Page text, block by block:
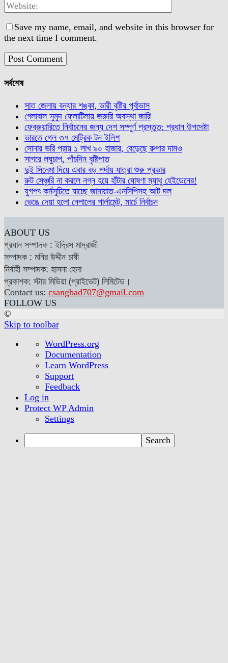
Save my name, email, and website in this browser for
the next time I comment.
সর্বশেষ
সাত জেলায় বন্যার শঙ্কা, ভারী বৃষ্টির পূর্বাভাস
গ্লোবাল সুমুদ ফ্লোটিলায় জরুরি অবস্থা জারি
ফেব্রুয়ারিতে নির্বাচনের জন্য দেশ সম্পূর্ণ প্রস্তুত: প্রধান উপদেষ্টা
ভারতে গেল ৩৭ মেট্রিক টন ইলিশ
সোনার ভরি প্রায় ১ লাখ ৯০ হাজার, বেড়েছে রুপার দামও
সাগরে লঘুচাপ, পাঁচদিন বৃষ্টিপাত
দুই সিনেমা দিয়ে এবার বড় পর্দায় যাত্রা শুরু প্রভার
রুট সেঞ্চুরি না করলে নগ্ন হয়ে হাঁটার ঘোষণা ম্যাথু হেইডেনের!
যুগপৎ কর্মসূচিতে যাচ্ছে জামায়াত-এনসিপিসহ আট দল
ভেঙে দেয়া হলো নেপালের পার্লামেন্ট, মার্চে নির্বাচন
ABOUT US
প্রধান সম্পাদক : ইদ্রিস মাদ্রাজী
সম্পাদক : মনির উদ্দীন চাষী
নির্বাহী সম্পাদক: হাসনা হেনা
প্রকাশক: স্টার মিডিয়া (প্রাইভেট) লিমিটেড।
Contact us: csangbad707@gmail.com
FOLLOW US
©
Skip to toolbar
About
WordPress
WordPress.org
Documentation
Learn WordPress
Support
Feedback
Log in
Protect WP Admin
Settings
Search